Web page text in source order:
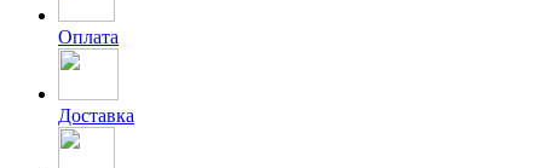
Оплата
Доставка